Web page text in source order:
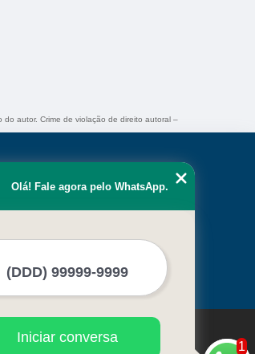
autor. Crime de violação de direito autoral –
1
Olá! Fale agora pelo WhatsApp.
Iniciar conversa